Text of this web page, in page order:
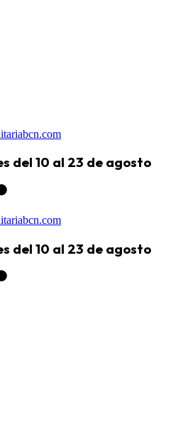
del 10 al 23 de agosto
del 10 al 23 de agosto